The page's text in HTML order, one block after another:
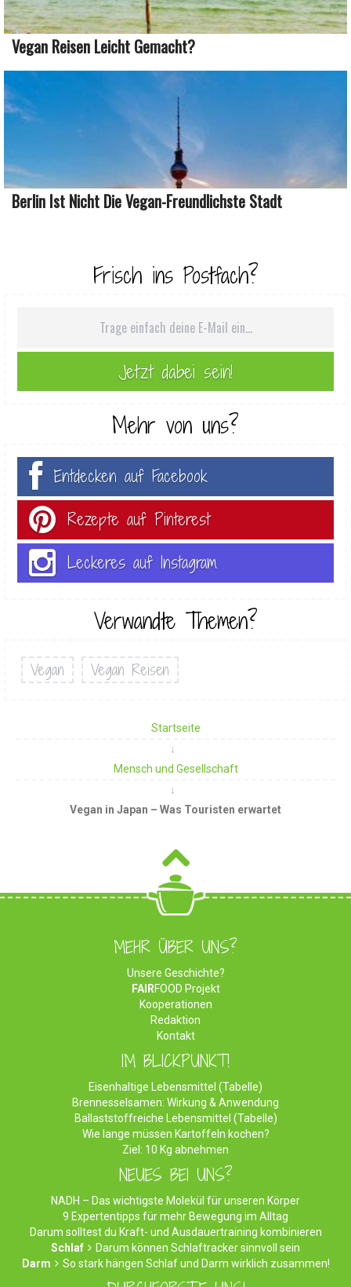
Vegan Reisen Leicht Gemacht?
Berlin Ist Nicht Die Vegan-Freundlichste Stadt
Frisch ins Postfach?
Mehr von uns?
Entdecken auf Facebook
Rezepte auf Pinterest
Leckeres auf Instagram
Verwandte Themen?
Vegan Vegan Reisen
Startseite
Mensch und Gesellschaft
Vegan in Japan – Was Touristen erwartet
MEHR ÜBER UNS?
Unsere Geschichte?
FAIRFOOD Projekt
Kooperationen
Redaktion
Kontakt
IM BLICKPUNKT!
Eisenhaltige Lebensmittel (Tabelle)
Brennesselsamen: Wirkung & Anwendung
Ballaststoffreiche Lebensmittel (Tabelle)
Wie lange müssen Kartoffeln kochen?
Ziel: 10 Kg abnehmen
NEUES BEI UNS?
NADH – Das wichtigste Molekül für unseren Körper
9 Expertentipps für mehr Bewegung im Alltag
Darum solltest du Kraft- und Ausdauertraining kombinieren
Schlaf
Darum können Schlaftracker sinnvoll sein
Darm
So stark hängen Schlaf und Darm wirklich zusammen!